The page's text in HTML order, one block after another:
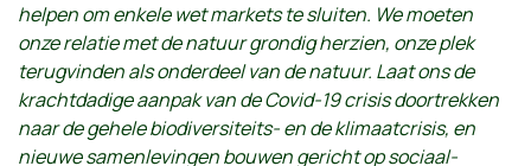
helpen om enkele wet markets te sluiten. We moeten
onze relatie met de natuur grondig herzien, onze plek
terugvinden als onderdeel van de natuur. Laat ons de
krachtdadige aanpak van de Covid-19 crisis doortrekken
naar de gehele biodiversiteits- en de klimaatcrisis, en
nieuwe samenlevingen bouwen gericht op sociaal-